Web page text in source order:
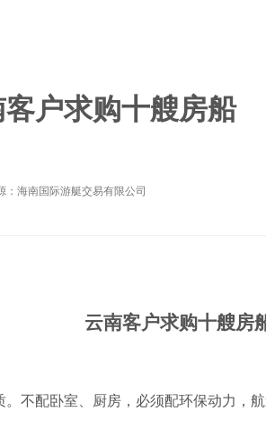
户求购十艘房船
海南国际游艇交易有限公司
云南客户求购十艘房
不配卧室、厨房，必须配环保动力，航